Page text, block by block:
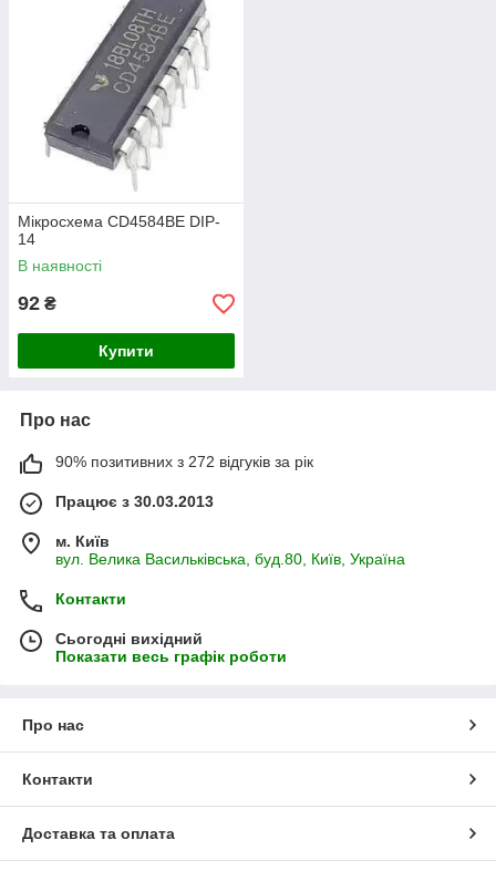
Мікросхема CD4584BE DIP-
14
В наявності
92 ₴
Купити
Про нас
90% позитивних з 272 відгуків за рік
Працює з 30.03.2013
м. Київ
вул. Велика Васильківська, буд.80, Київ, Україна
Контакти
Сьогодні вихідний
Показати весь графік роботи
Про нас
Контакти
Доставка та оплата